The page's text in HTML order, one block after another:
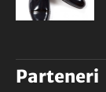
Parteneri